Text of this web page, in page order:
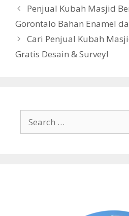
Penjual Kubah Masjid
Gorontalo Bahan Enamel
Cari Penjual Kubah
Gratis Desain & Survey!